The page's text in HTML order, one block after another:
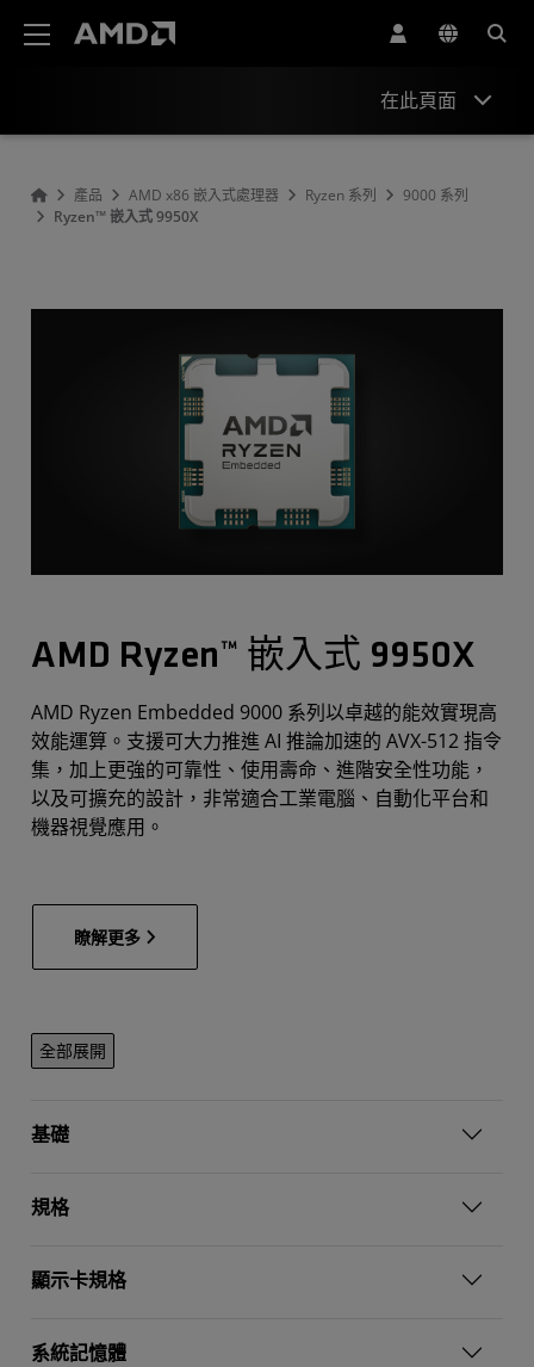
在此頁面
產品 AMD x86 嵌入式處理器 Ryzen 系列
9000 系列
Ryzen™ 嵌入式 9950X
AMD Ryzen™ 嵌入式 9950X
AMD Ryzen Embedded 9000 系列以卓越的能效實現高
效能運算。支援可大力推進 AI 推論加速的 AVX-512 指令
集，加上更強的可靠性、使用壽命、進階安全性功能，
以及可擴充的設計，非常適合工業電腦、自動化平台和
機器視覺應用。
瞭解更多
全部展開
基礎
規格
顯示卡規格
系統記憶體